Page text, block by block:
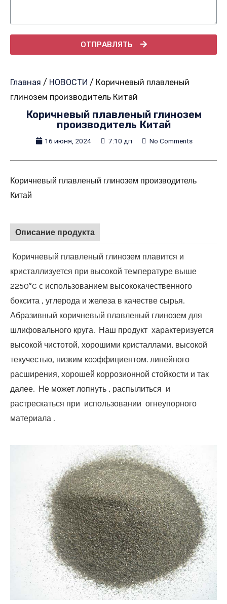
ОТПРАВЛЯТЬ
Главная / НОВОСТИ / Коричневый плавленый
глинозем производитель Китай
Коричневый плавленый глинозем
производитель Китай
16 июня, 2024 7:10 дп No Comments
Коричневый плавленый глинозем производитель
Китай
Описание продукта
Коричневый плавленый глинозем плавится и
кристаллизуется при высокой температуре выше
2250°C с использованием высококачественного
боксита , углерода и железа в качестве сырья.
Абразивный коричневый плавленый глинозем для
шлифовального круга. Наш продукт характеризуется
высокой чистотой, хорошими кристаллами, высокой
текучестью, низким коэффициентом. линейного
расширения, хорошей коррозионной стойкости и так
далее. Не может лопнуть , распылиться и
растрескаться при использовании огнеупорного
материала .